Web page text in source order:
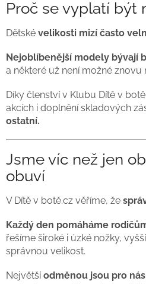
Proč se vyplatí být
Dětské velikosti mizí často
Nejoblíbenější modely bývají
a některé už není možné znovu
Díky členství v Klubu Dítě v
akcích i doplnění skladových
ostatní.
Jsme víc než jen
obuví
V Dítě v botě.cz věříme, že
Každý den pomáháme
řešíme široké i úzké nožky,
správnou velikost.
Největšíodměnou jsou pro